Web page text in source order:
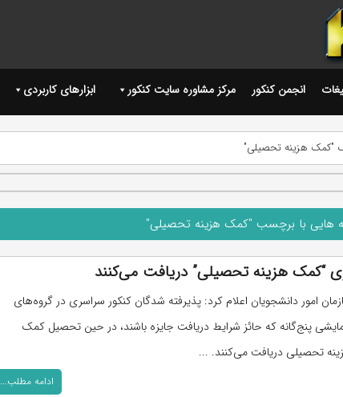
انجمن کنکور مرکز مشاوره سایت کنکور ابزارهای کاربردی
"کمک هزینه تحصیلی"
هایی با برچسب "کمک هزینه تحصیلی"
“کمک هزینه تحصیلی” دریافت می‌کنند
امور دانشجویان اعلام کرد: پذیرفته شدگان کنکور سراسری در گروه‌های
پنج‌گانه که حائز شرایط دریافت جایزه باشند، در حین تحصیل کمک
تحصیلی دریافت می‌کنند. ...
ادامه مطلب...